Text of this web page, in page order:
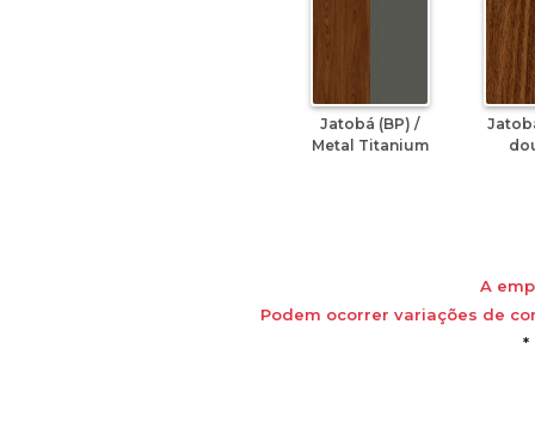
Jatobá (BP) /
Metal Titanium
A
Podem ocorrer variações de
*